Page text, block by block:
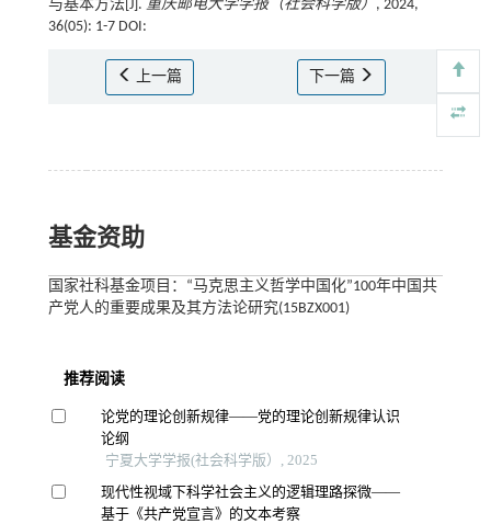
与基本方法[J]. 重庆邮电大学学报（社会科学版） , 2024,
36(05): 1-7 DOI:
上一篇 下一篇
基金资助
国家社科基金项目：“马克思主义哲学中国化”100年中国共
产党人的重要成果及其方法论研究(15BZX001)